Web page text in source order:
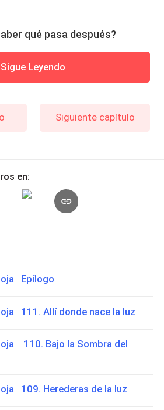
qué pasa después?
Sigue Leyendo
Siguiente capítulo
en:
Epílogo
111. Allí donde nace la luz
110. Bajo la Sombra del
109. Herederas de la luz